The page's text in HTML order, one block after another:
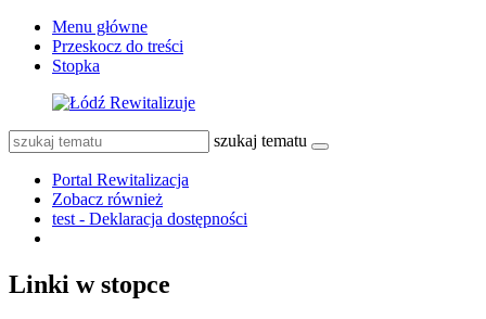
Menu główne
Przeskocz do treści
Stopka
szukaj tematu
Portal Rewitalizacja
Zobacz również
test - Deklaracja dostępności
Linki w stopce